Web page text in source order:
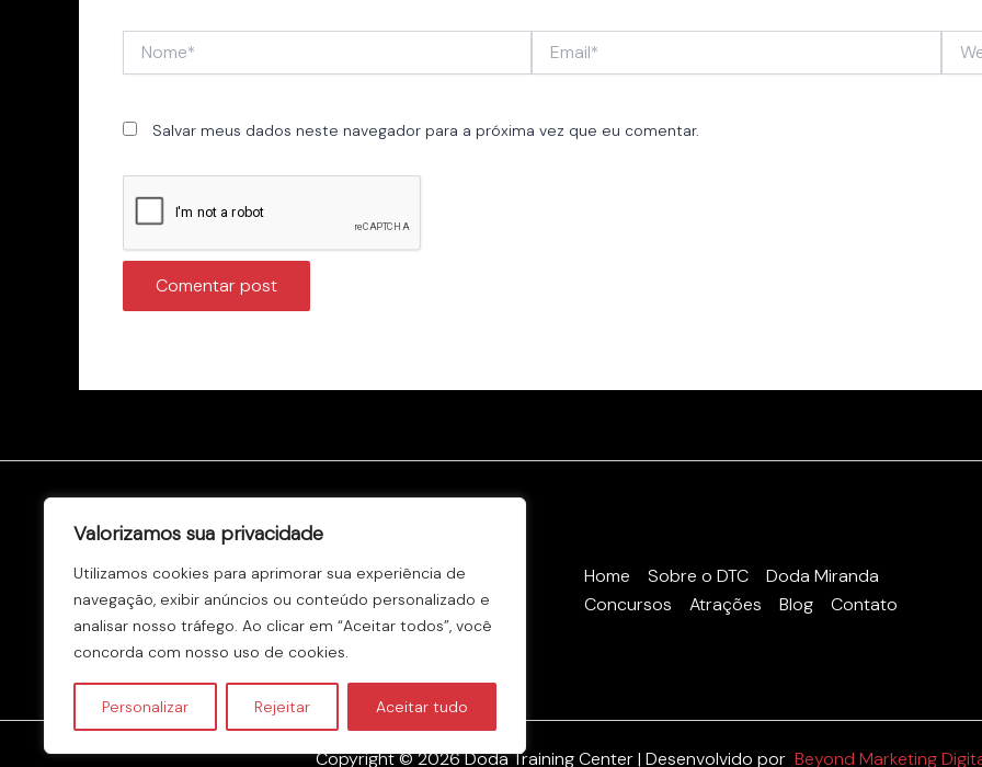
Valorizamos sua privacidade
Utilizamos cookies para aprimorar sua experiência de
navegação, exibir anúncios ou conteúdo personalizado e
analisar nosso tráfego. Ao clicar em “Aceitar todos”, você
concorda com nosso uso de cookies.
Personalizar Rejeitar Aceitar tudo
Salvar meus dados neste navegador para a próxima vez que eu comentar.
Av. Nossa Senhora das Graças, 4929
Itatiba/SP.
Home Sobre o DTC
Doda Miranda
Concursos
Atrações Blog Contato
Copyright © 2026 Doda Training Center | Desenvolvido por Beyond Marketing